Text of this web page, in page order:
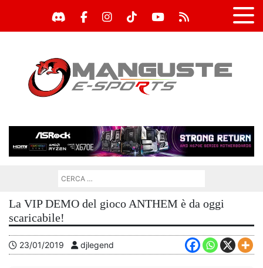
La VIP DEMO del gioco ANTHEM è da oggi
scaricabile!
23/01/2019 djlegend